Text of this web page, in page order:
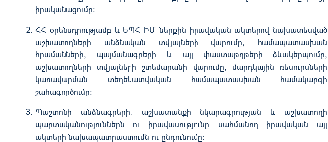
իրականացումը:
ՀՀ օրենսդրությամբ և ԵՊՀ ԻՄ ներքին իրավական ակտերով նախատեսված
աշխատողների անձնական տվյալների վարումը, համապատասխան
հրամանների, պայմանագրերի և այլ փաստաթղթերի ձևակերպումը,
աշխատողների տվյալների շտեմարանի վարումը, մարդկային ռեսուրսների
կառավարման տեղեկատվական համապատասխան համակարգի
շահագործումը:
Պաշտոնի անձնագրերի, աշխատանքի նկարագրության և աշխատողի
պարտականություններն ու իրավասությունը սահմանող իրավական այլ
ակտերի նախապատրաստումն ու ընդունումը: